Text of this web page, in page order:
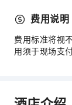
灭火器
费用说明
费用标准将视
用须于现场支